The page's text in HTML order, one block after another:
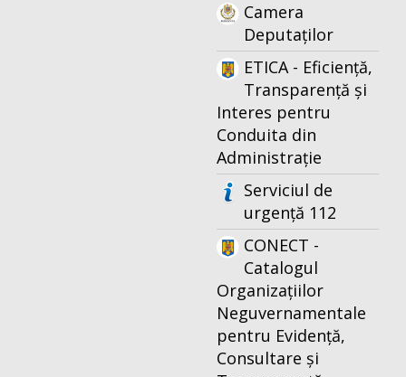
Camera
Deputaților
ETICA - Eficiență,
Transparență și
Interes pentru
Conduita din
Administrație
Serviciul de
urgență 112
CONECT -
Catalogul
Organizațiilor
Neguvernamentale
pentru Evidență,
Consultare și